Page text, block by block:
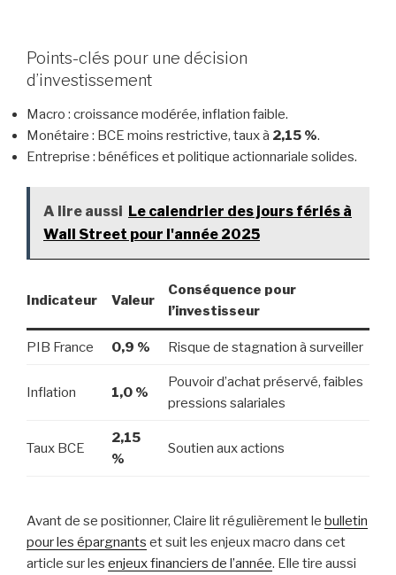
Points-clés pour une décision
d’investissement
Macro : croissance modérée, inflation faible.
Monétaire : BCE moins restrictive, taux à 2,15 %.
Entreprise : bénéfices et politique actionnariale solides.
A lire aussi Le calendrier des jours fériés à
Wall Street pour l'année 2025
Indicateur Valeur
Conséquence pour
l’investisseur
PIB France 0,9 % Risque de stagnation à surveiller
Inflation 1,0 %
Pouvoir d’achat préservé, faibles
pressions salariales
Taux BCE
2,15
%
Soutien aux actions
Avant de se positionner, Claire lit régulièrement le bulletin
pour les épargnants et suit les enjeux macro dans cet
article sur les enjeux financiers de l’année. Elle tire aussi